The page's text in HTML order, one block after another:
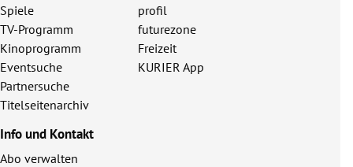
Spiele
TV-Programm
Kinoprogramm
Eventsuche
Partnersuche
Titelseitenarchiv
profil
futurezone
Freizeit
KURIER App
Info und Kontakt
Abo verwalten